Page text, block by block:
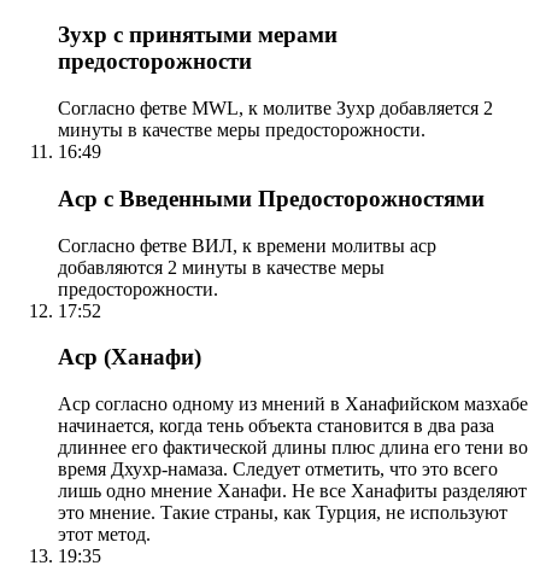
Зухр с принятыми мерами
предосторожности
Согласно фетве MWL, к молитве Зухр добавляется 2
минуты в качестве меры предосторожности.
16:49
Аср с Введенными Предосторожностями
Согласно фетве ВИЛ, к времени молитвы аср
добавляются 2 минуты в качестве меры
предосторожности.
17:52
Аср (Ханафи)
Аср согласно одному из мнений в Ханафийском мазхабе
начинается, когда тень объекта становится в два раза
длиннее его фактической длины плюс длина его тени во
время Дхухр-намаза. Следует отметить, что это всего
лишь одно мнение Ханафи. Не все Ханафиты разделяют
это мнение. Такие страны, как Турция, не используют
этот метод.
19:35